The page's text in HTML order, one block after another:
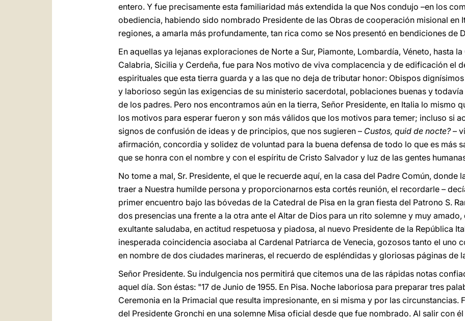
entero. Y fue precisamente esta familiaridad más extendida la que Nos condujo –en los
obediencia, habiendo sido nombrado Presidente de las Obras de cooperación misional en
regiones, a amarla más profundamente, tan rica como se Nos presentó en bendiciones de
En aquellas ya lejanas exploraciones de Norte a Sur, Piamonte, Lombardía, Véneto, hasta la
Calabria, Sicilia y Cerdeña, fue para Nos motivo de viva complacencia y de edificación el
espirituales que esta tierra guarda y a las que no deja de tributar honor: Obispos
y laborioso según las exigencias de su ministerio sacerdotal, poblaciones buenas y
de los padres. Pero nos encontramos aún en la tierra, Señor Presidente, en Italia lo mismo
los motivos para esperar fueron y son más válidos que los motivos para temer; incluso si
signos de confusión de ideas y de principios, que nos sugieren – Custos, quid de nocte?–
afirmación, concordia y solidez de voluntad para la buena defensa de todo lo que es más
que se honra con el nombre y con el espíritu de Cristo Salvador y luz de las gentes
No tome a mal, Sr. Presidente, el que le recuerde aquí, en la casa del Padre Común, donde
traer a Nuestra humilde persona y proporcionarnos esta cortés reunión, el recordarle –
primer encuentro bajo las bóvedas de la Catedral de Pisa en la gran fiesta del Patrono S.
dos presencias una frente a la otra ante el Altar de Dios para un rito solemne y muy amado,
exultante saludaba, en actitud respetuosa y piadosa, al nuevo Presidente de la República
inesperada coincidencia asociaba al Cardenal Patriarca de Venecia, gozosos tanto el uno
en nombre de dos ciudades marineras, el recuerdo de espléndidas y gloriosas páginas de
Señor Presidente. Su indulgencia nos permitirá que citemos una de las rápidas notas
aquel día. Son éstas: "17 de Junio de 1955. En Pisa. Noche laboriosa para preparar tres
Ceremonia en la Primacial que resulta impresionante, en si misma y por las circunstancias.
del Presidente Gronchi en una solemne Misa oficial desde que fue nombrado. Al salir con